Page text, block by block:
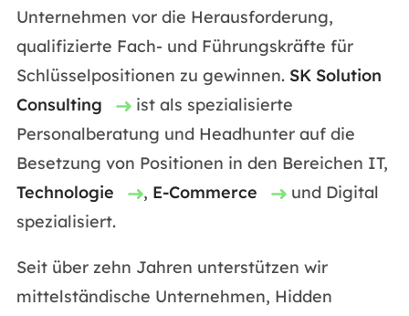
Unternehmen vor die Herausforderung,
qualifizierte Fach- und Führungskräfte für
Schlüsselpositionen zu gewinnen. SK Solution
Consulting
ist als spezialisierte
Personalberatung und Headhunter auf die
Besetzung von Positionen in den Bereichen IT,
Technologie
, E-Commerce
und Digital
spezialisiert.
Seit über zehn Jahren unterstützen wir
mittelständische Unternehmen, Hidden